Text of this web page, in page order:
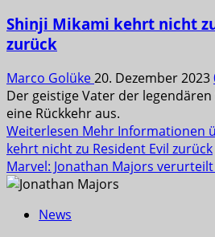
Shinji Mikami kehrt nicht
zurück
Marco Golüke20. Dezember 2023
Der geistige Vater der
eine Rückkehr aus.
Weiterlesen Mehr Informationen
kehrt nicht zu Resident Evil zurück
Marvel: Jonathan Majors
News